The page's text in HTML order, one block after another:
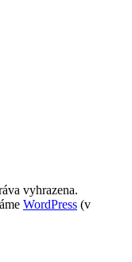
vyhrazena.
WordPress (v